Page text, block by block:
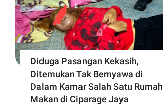
Diduga Pasangan Kekasih,
Ditemukan Tak Bernyawa di
Dalam Kamar Salah Satu Rumah
Makan di Ciparage Jaya